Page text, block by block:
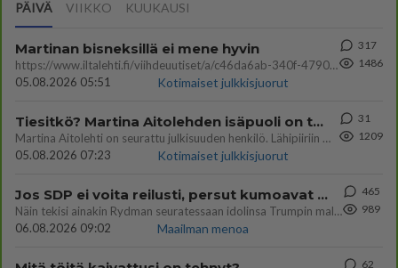
PÄIVÄ VIIKKO KUUKAUSI
Martinan bisneksillä ei mene hyvin
https://www.iltalehti.fi/viihdeuutiset/a/c46da6ab-340f-4790-aaa7-0865eed2336 Yrityksen konkurssihakemus on tullut kärä
05.08.2026 05:51
Kotimaiset julkkisjuorut
317
1486
Tiesitkö? Martina Aitolehden isäpuoli on tämä suosittu laulaja
Martina Aitolehti on seurattu julkisuuden henkilö. Lähipiiriin mahtuu muitakin tunnettuja henkilöitä. Tiesitkö, että Ma
05.08.2026 07:23
Kotimaiset julkkisjuorut
31
1209
Jos SDP ei voita reilusti, persut kumoavat demokratian Suomesta
Näin tekisi ainakin Rydman seuratessaan idolinsa Trumpin mallia https://www.is.fi/politiikka/art-2000012187244.html
06.08.2026 09:02
Maailman menoa
465
989
62